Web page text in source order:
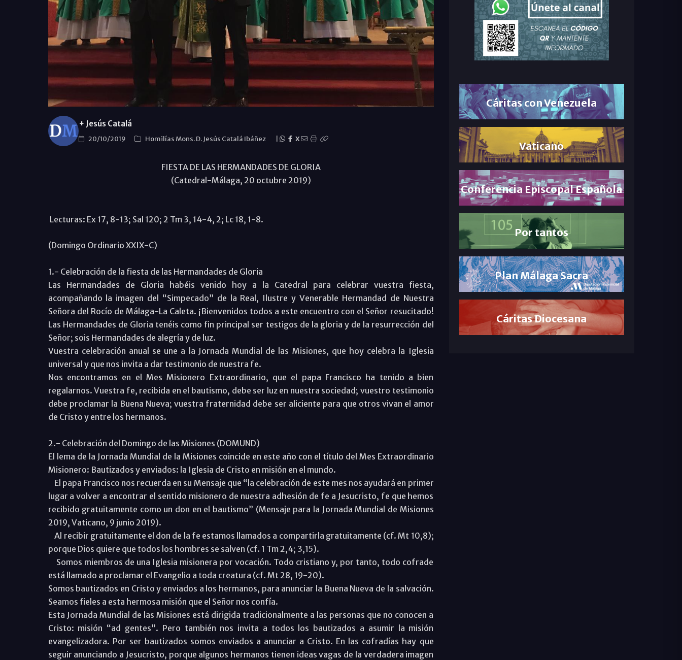
+ Jesús Catalá
20/10/2019 Homilías Mons. D. Jesús Catalá Ibáñez X
FIESTA DE LAS HERMANDADES DE GLORIA
(Catedral-Málaga, 20 octubre 2019)
Lecturas: Ex 17, 8-13; Sal 120; 2 Tm 3, 14-4, 2; Lc 18, 1-8.
(Domingo Ordinario XXIX-C)
1.- Celebración de la fiesta de las Hermandades de Gloria
Las Hermandades de Gloria habéis venido hoy a la Catedral para celebrar vuestra fiesta,
acompañando la imagen del “Simpecado” de la Real, Ilustre y Venerable Hermandad de Nuestra
Señora del Rocío de Málaga-La Caleta. ¡Bienvenidos todos a este encuentro con el Señor resucitado!
Las Hermandades de Gloria tenéis como fin principal ser testigos de la gloria y de la resurrección del
Señor; sois Hermandades de alegría y de luz.
Vuestra celebración anual se une a la Jornada Mundial de las Misiones, que hoy celebra la Iglesia
universal y que nos invita a dar testimonio de nuestra fe.
Nos encontramos en el Mes Misionero Extraordinario, que el papa Francisco ha tenido a bien
regalarnos. Vuestra fe, recibida en el bautismo, debe ser luz en nuestra sociedad; vuestro testimonio
debe proclamar la Buena Nueva; vuestra fraternidad debe ser aliciente para que otros vivan el amor
de Cristo y entre los hermanos.
2.- Celebración del Domingo de las Misiones (DOMUND)
El lema de la Jornada Mundial de la Misiones coincide en este año con el título del Mes Extraordinario
Misionero: Bautizados y enviados: la Iglesia de Cristo en misión en el mundo.
El papa Francisco nos recuerda en su Mensaje que “la celebración de este mes nos ayudará en primer
lugar a volver a encontrar el sentido misionero de nuestra adhesión de fe a Jesucristo, fe que hemos
recibido gratuitamente como un don en el bautismo” (Mensaje para la Jornada Mundial de Misiones
2019, Vaticano, 9 junio 2019).
Al recibir gratuitamente el don de la fe estamos llamados a compartirla gratuitamente (cf. Mt 10,8);
porque Dios quiere que todos los hombres se salven (cf. 1 Tm 2,4; 3,15).
Somos miembros de una Iglesia misionera por vocación. Todo cristiano y, por tanto, todo cofrade
está llamado a proclamar el Evangelio a toda creatura (cf. Mt 28, 19-20).
Somos bautizados en Cristo y enviados a los hermanos, para anunciar la Buena Nueva de la salvación.
Seamos fieles a esta hermosa misión que el Señor nos confía.
Esta Jornada Mundial de las Misiones está dirigida tradicionalmente a las personas que no conocen a
Cristo: misión “ad gentes”. Pero también nos invita a todos los bautizados a asumir la misión
evangelizadora. Por ser bautizados somos enviados a anunciar a Cristo. En las cofradías hay que
seguir anunciando a Jesucristo, porque algunos hermanos tienen ideas vagas de la verdadera imagen
Cáritas con Venezuela
Vaticano
Conferencia Episcopal Española
Por tantos
Plan Málaga Sacra
Cáritas Diocesana